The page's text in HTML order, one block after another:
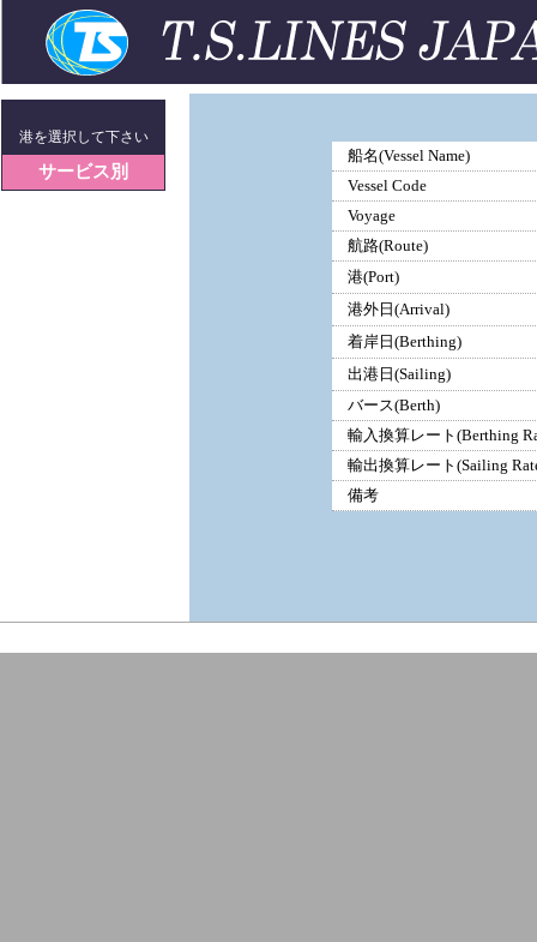
港を選択して下さい
サービス別
船名(Vessel Name)
Vessel Code
Voyage
航路(Route)
港(Port)
港外日(Arrival)
着岸日(Berthing)
出港日(Sailing)
バース(Berth)
輸入換算レート(Berthing
輸出換算レート(Sailing
備考